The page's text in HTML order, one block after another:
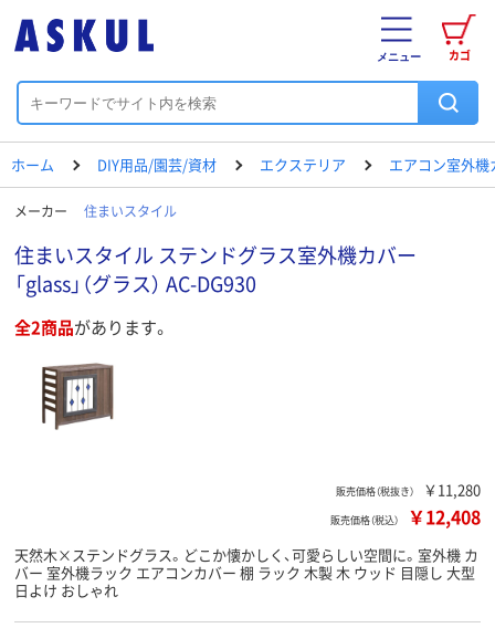
カゴ
メニュー
ホーム DIY用品/園芸/資材 エクステリア エアコン室外機
メーカー 住まいスタイル
住まいスタイル ステンドグラス室外機カバー
「glass」（グラス） AC-DG930
全2商品があります。
販売価格（税抜き） ￥11,280
販売価格（税込） ￥12,408
天然木×ステンドグラス。どこか懐かしく、可愛らしい空間に。室外機 カ
バー 室外機ラック エアコンカバー 棚 ラック 木製 木 ウッド 目隠し 大型
日よけ おしゃれ